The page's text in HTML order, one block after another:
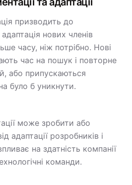
призводить до
нових членів
часу, ніж потрібно. Нові
час на пошук і повторне
або припускаються
було б уникнути.
може зробити або
адаптації розробників і
на здатність компанії
команди.